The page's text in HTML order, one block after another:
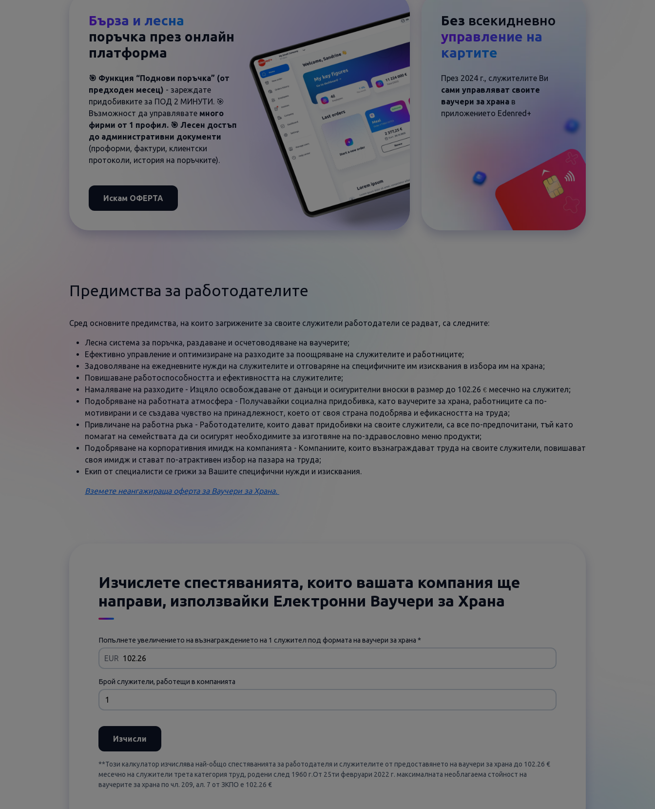
Бърза и лесна
поръчка през онлайн
платформа
🎯 Функция “Поднови поръчка” (от
предходен месец) - зареждате
придобивките за ПОД 2 МИНУТИ. 🎯
Възможност да управлявате много
фирми от 1 профил. 🎯 Лесен достъп
до административни документи
(проформи, фактури, клиентски
протоколи, история на поръчките).
Искам ОФЕРТА
Без всекидневно
управление на
картите
През 2024 г., служителите Ви
сами управляват своите
ваучери за хранав
приложението Edenred+
Предимства за работодателите
Сред основните предимства, на които загрижените за своите служители работодатели се радват, са следните:
Лесна система за поръчка, раздаване и осчетоводяване на ваучерите;
Ефективно управление и оптимизиране на разходите за поощряване на служителите и работниците;
Задоволяване на ежедневните нужди на служителите и отговаряне на специфичните им изисквания в избора им на храна;
Повишаване работоспособността и ефективността на служителите;
Намаляване на разходите - Изцяло освобождаване от данъци и осигурителни вноски в размер до 102.26 € месечно на служител;
Подобряване на работната атмосфера - Получавайки социална придобивка, като ваучерите за храна, работниците са по-
мотивирани и се създава чувство на принадлежност, което от своя страна подобрява и ефикасността на труда;
Привличане на работна ръка - Работодателите, които дават придобивки на своите служители, са все по-предпочитани, тъй като
помагат на семействата да си осигурят необходимите за изготвяне на по-здравословно меню продукти;
Подобряване на корпоративния имидж на компанията - Компаниите, които възнаграждават труда на своите служители, повишават
своя имидж и стават по-атрактивен избор на пазара на труда;
Екип от специалисти се грижи за Вашите специфични нужди и изисквания.
Вземете неангажираща оферта за Ваучери за Храна.
Изчислете спестяванията, които вашата компания ще
направи, използвайки Електронни Ваучери за Храна
Попълнете увеличението на възнаграждението на 1 служител под формата на ваучери за храна *
EUR
Брой служители, работещи в компанията
Изчисли
**Този калкулатор изчислява най-общо спестяванията за работодателя и служителите от предоставянето на ваучери за храна до 102.26 €
месечно на служители трета категория труд, родени след 1960 г.От 25ти февруари 2022 г. максималната необлагаема стойност на
ваучерите за храна по чл. 209, ал. 7 от ЗКПО е 102.26 €